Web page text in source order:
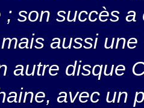
; son succès
aussi
autre disque
avec un